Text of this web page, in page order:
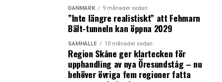
DANMARK 9 månader sedan
”Inte längre realistiskt” att Fehmarn
Bält-tunneln kan öppna 2029
SAMHÄLLE 10 månader sedan
Region Skåne ger klartecken för
upphandling av nya Öresundståg – nu
behöver övriga fem regioner fatta